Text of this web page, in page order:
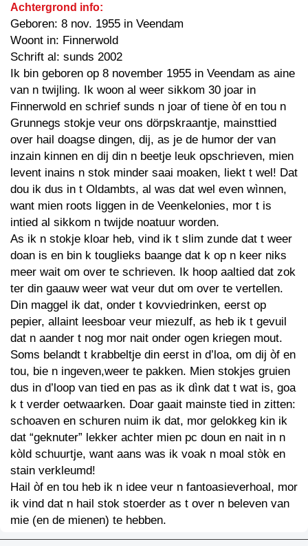
Achtergrond info:
Geboren: 8 nov. 1955 in Veendam
Woont in: Finnerwold
Schrift al: sunds 2002
Ik bin geboren op 8 november 1955 in Veendam as aine
van n twijling. Ik woon al weer sikkom 30 joar in
Finnerwold en schrief sunds n joar of tiene òf en tou n
Grunnegs stokje veur ons dörpskraantje, mainsttied
over hail doagse dingen, dij, as je de humor der van
inzain kinnen en dij din n beetje leuk opschrieven, mien
levent inains n stok minder saai moaken, liekt t wel! Dat
dou ik dus in t Oldambts, al was dat wel even wìnnen,
want mien roots liggen in de Veenkelonies, mor t is
intied al sikkom n twijde noatuur worden.
As ik n stokje kloar heb, vind ik t slim zunde dat t weer
doan is en bin k touglieks baange dat k op n keer niks
meer wait om over te schrieven. Ik hoop aaltied dat zok
ter din gaauw weer wat veur dut om over te vertellen.
Din maggel ik dat, onder t kovviedrinken, eerst op
pepier, allaint leesboar veur miezulf, as heb ik t gevuil
dat n aander t nog mor nait onder ogen kriegen mout.
Soms belandt t krabbeltje din eerst in d’loa, om dij òf en
tou, bie n ingeven,weer te pakken. Mien stokjes gruien
dus in d’loop van tied en pas as ik dìnk dat t wat is, goa
k t verder oetwaarken. Doar gaait mainste tied in zitten:
schoaven en schuren nuim ik dat, mor gelokkeg kin ik
dat “geknuter” lekker achter mien pc doun en nait in n
kòld schuurtje, want aans was ik voak n moal stòk en
stain verkleumd!
Hail òf en tou heb ik n idee veur n fantoasieverhoal, mor
ik vind dat n hail stok stoerder as t over n beleven van
mie (en de mienen) te hebben.